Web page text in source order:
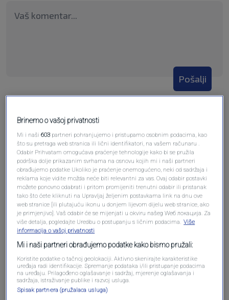
Pošalji
Pošalji komentar
Oglas
Brinemo o vašoj privatnosti
Mi i naši603 partneri pohranjujemo i pristupamo osobnim podacima, kao
što su pretraga web stranica ili lični identifikatori, na vašem računaru .
Odabir Prihvatam omogućava praćenje tehnologije kako bi se pružila
podrška dolje prikazanim svrhama na osnovu kojih mi i naši partneri
obrađujemo podatke Ukoliko je praćenje onemogućeno, neki od sadržaja i
reklama koje vidite možda neće biti relevantni za vas. Ovaj odabir postavki
možete ponovno odabrati i pritom promijeniti trenutni odabir ili pristanak
tako što ćete kliknuti na Upravljaj željenim postavkama link na dnu ove
web stranice [ili plutajuću ikonu u donjem lijevom dijelu web stranice, ako
je primjenjivo]. Vaš odabir će se mijenjati u okviru našeg Wеб локација. Za
više detalja, pogledajte Uredbu o postupanju s ličnim podacima. Više
informacija o vašoj privatnosti
Mi i naši partneri obrađujemo podatke kako bismo pružali:
Koristite podatke o tačnoj geolokaciji. Aktivno skenirajte karakteristike
uređaja radi identifikacije. Spremanje podataka i/ili pristupanje podacima
na uređaju. Prilagođeno oglašavanje i sadržaj, mjerenje oglašavanja i
sadržaja, istraživanje publike i razvoj usluga.
Spisak partnera (pružalaca usluga)